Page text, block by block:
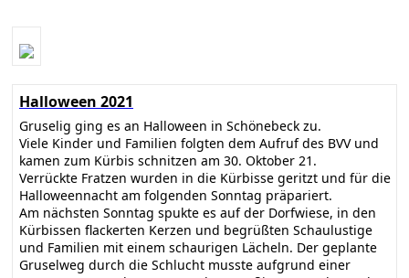
Halloween 2021
Gruselig ging es an Halloween in Schönebeck zu.
Viele Kinder und Familien folgten dem Aufruf des BVV und
kamen zum Kürbis schnitzen am 30. Oktober 21.
Verrückte Fratzen wurden in die Kürbisse geritzt und für die
Halloweennacht am folgenden Sonntag präpariert.
Am nächsten Sonntag spukte es auf der Dorfwiese, in den
Kürbissen flackerten Kerzen und begrüßten Schaulustige
und Familien mit einem schaurigen Lächeln. Der geplante
Gruselweg durch die Schlucht musste aufgrund einer